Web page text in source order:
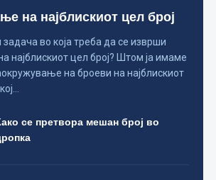
на најблискиот цел број
во која треба да се изврши
најблискиот цел број? Штом ја имаме
на броеви на најблискиот
се претвора мешан број во